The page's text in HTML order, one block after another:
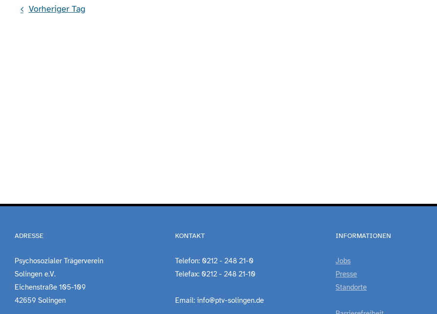
Vorheriger Tag
ADRESSE
Psychosozialer Trägerverein
Solingen e.V.
Eichenstraße 105-109
42659 Solingen
KONTAKT
Telefon: 0212 - 248 21-0
Telefax: 0212 - 248 21-10
Email: info@ptv-solingen.de
INFORMATIONEN
Jobs
Presse
Standorte